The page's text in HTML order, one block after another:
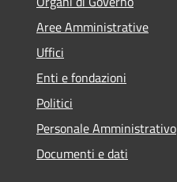
Aree Amministrative
Uffici
Enti e fondazioni
Politici
Personale Amministrativo
Documenti e dati